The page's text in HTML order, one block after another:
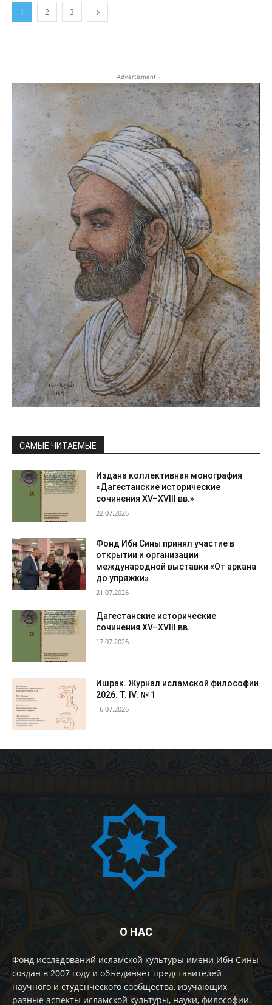
1 2 3
- Advertisment -
САМЫЕ ЧИТАЕМЫЕ
Издана коллективная монография
«Дагестанские исторические
сочинения XV–XVIII вв.»
22.07.2026
Фонд Ибн Сины принял участие в
открытии и организации
международной выставки «От аркана
до упряжки»
21.07.2026
Дагестанские исторические
сочинения XV–XVIII вв.
17.07.2026
Ишрак. Журнал исламской философии
2026. Т. IV. № 1
16.07.2026
О НАС
Фонд исследований исламской культуры имени Ибн Сины
создан в 2007 году и объединяет представителей
научного и студенческого сообщества, изучающих
разные аспекты исламской культуры, науки, философии.